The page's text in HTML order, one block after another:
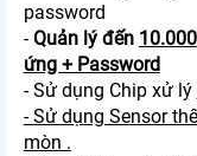
password
-Quản lý đến 10.000
ứng + Password
- Sử dụng Chip xử lý
- Sử dụng Sensor
mòn .